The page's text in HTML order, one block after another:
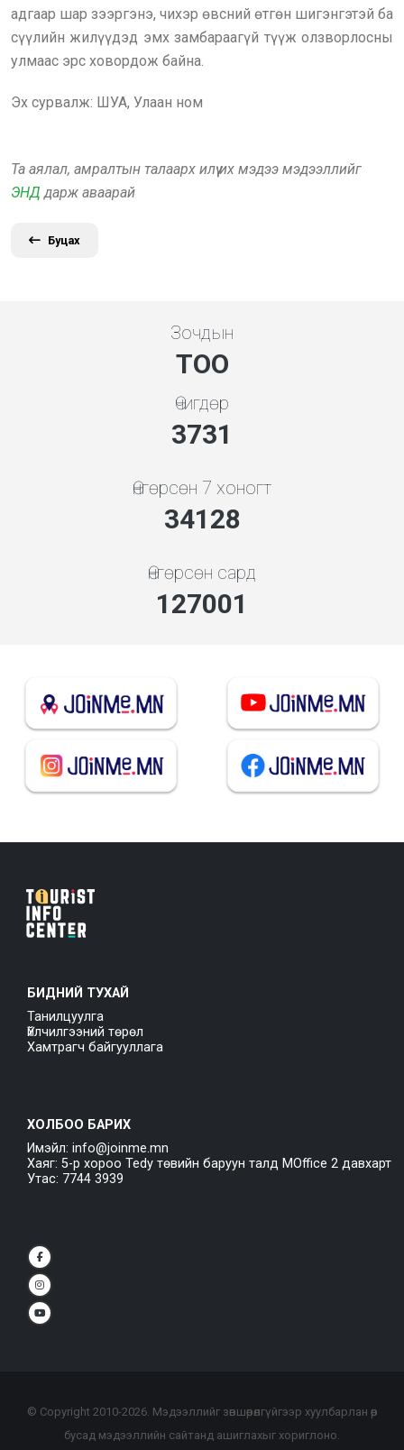
адгаар шар зээргэнэ, чихэр өвсний өтгөн шигэнгэтэй ба
сүүлийн жилүүдэд эмх замбараагүй түүж олзворлосны
улмаас эрс ховордож байна.
Эх сурвалж: ШУА, Улаан ном
Та аялал, амралтын талаарх илүү их мэдээ мэдээллийг
ЭНД дарж аваарай
Буцах
Зочдын
ТОО
Өчигдөр
3865
Өнгөрсөн 7 хоногт
35347
Өнгөрсөн сард
136072
БИДНИЙ ТУХАЙ
Танилцуулга
Үйлчилгээний төрөл
Хамтрагч байгууллага
ХОЛБОО БАРИХ
Имэйл: info@joinme.mn
Хаяг: 5-р хороо Tedy төвийн баруун талд MOffice 2 давхарт
Утас: 7744 3939
© Copyright 2010-2026. Мэдээллийг зөвшөөрөлгүйгээр хуулбарлан өөр
бусад мэдээллийн сайтанд ашиглахыг хориглоно.